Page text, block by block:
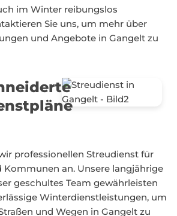
im Winter reibungslos
Sie uns, um mehr über
und Angebote in Gangelt zu
professionellen Streudienst für
an. Unsere langjährige
geschultes Team gewährleisten
Winterdienstleistungen, um
und Wegen in Gangelt zu